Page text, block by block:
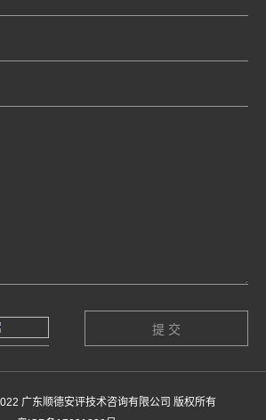
广东顺德安评技术咨询有限公司 版权所有